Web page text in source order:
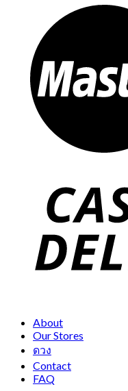
About
Our Stores
ดวง
Contact
FAQ